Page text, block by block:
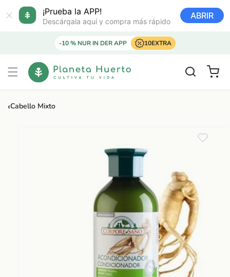
¡Prueba la APP!
Descárgala aquí y compra más rápido
ABRIR
directamente
al contenido
-10 % NUR IN DER APP 10EXTRA
Carrito
‹Cabello Mixto